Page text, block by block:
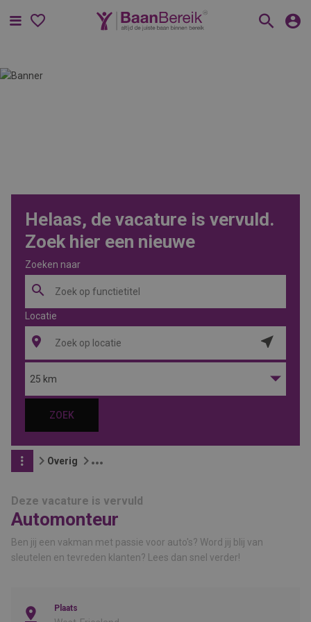
Menu
Helaas, de vacature is vervuld.
Zoek hier een nieuwe
Zoeken naar
Locatie
ophalen
25 km
ZOEK
Overig
Deze vacature is vervuld
Automonteur
Ben jij een vakman met passie voor auto's? Word jij blij van
sleutelen en tevreden klanten? Lees dan snel verder!
Plaats